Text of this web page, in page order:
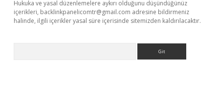
Hukuka ve yasal düzenlemelere aykırı olduğunu düşündüğünüz
içerikleri, backlinkpanelicomtr@gmail.com adresine bildirmeniz
halinde, ilgili içerikler yasal süre içerisinde sitemizden kaldırılacaktır.